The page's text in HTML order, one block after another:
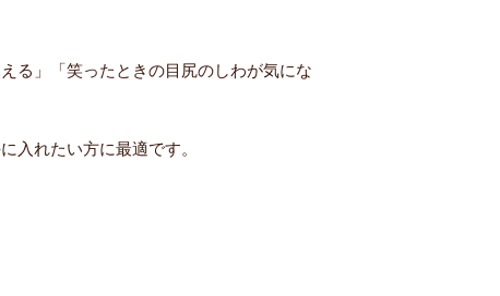
る」「笑ったときの目尻のしわが気にな
入れたい方に最適です。